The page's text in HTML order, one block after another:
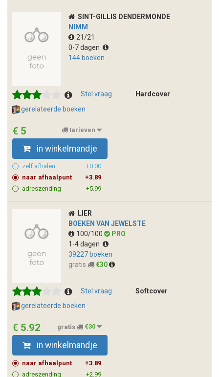
SINT-GILLIS DENDERMONDE
NIMM
21/21
0-7 dagen
144 boeken
Stel vraag
Hardcover
gerelateerde boeken
€ 5 tarieven
in winkelmandje
zelf afhalen
+0.00
naar afhaalpunt
+3.89
adreszending
+5.99
LIER
BOEKEN VAN JEWELSTE
100/100
PRO
1-4 dagen
39227 boeken
gratis
€30
Stel vraag
Softcover
gerelateerde boeken
€ 5.92 gratis €30
in winkelmandje
naar afhaalpunt
+3.89
adreszending
+2.99